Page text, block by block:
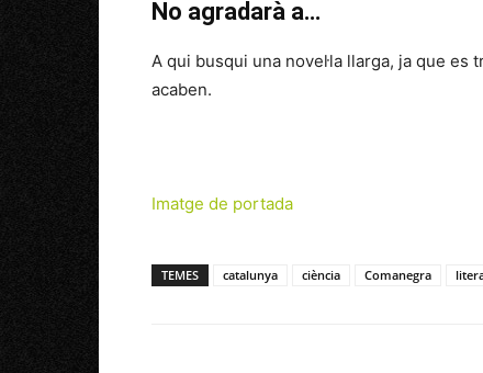
No agradarà a…
A qui busqui una novel·la llarga, ja que
acaben.
Imatge de portada
TEMES catalunya ciència Comanegra